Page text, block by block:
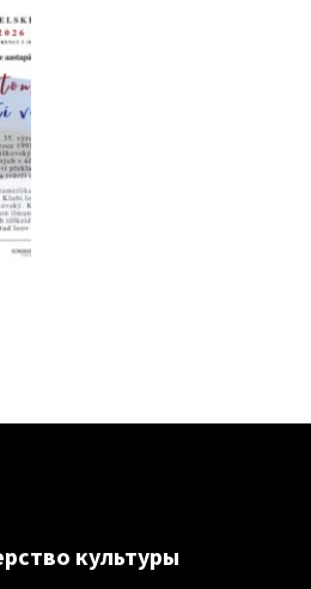
культуры